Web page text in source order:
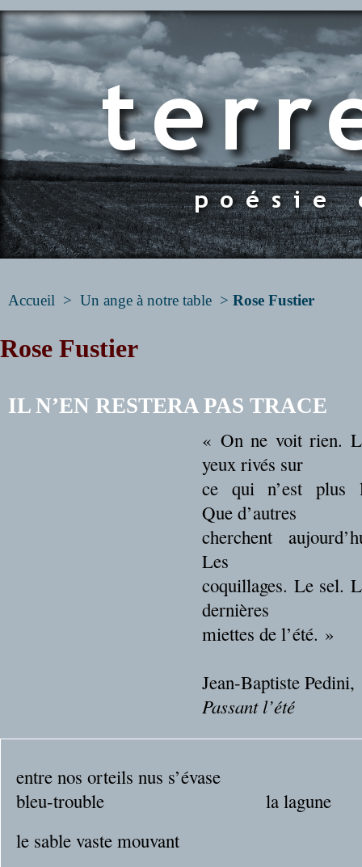
Accueil > Un ange à notre table > Rose Fustier
Rose Fustier
IL N’EN RESTERA PAS TRACE
« On ne voit rien.
yeux rivés sur
ce qui n’est plus
Que d’autres
cherchent
Les
coquillages. Le sel.
dernières
miettes de l’été. »
Jean-Baptiste Pedini,
Passant l’été
entre nos orteils nus s’évase
bleu-trouble la lagune
le sable vaste mouvant